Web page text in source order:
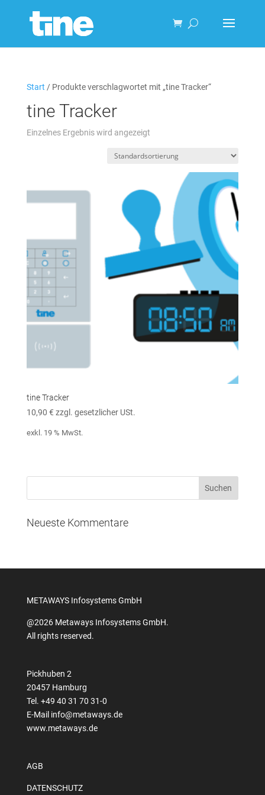
Start / Produkte verschlagwortet mit „tine Tracker“
tine Tracker
Einzelnes Ergebnis wird angezeigt
tine Tracker
10,90 € zzgl. gesetzlicher USt.
exkl. 19 % MwSt.
Neueste Kommentare
METAWAYS Infosystems GmbH
@2026 Metaways Infosystems GmbH.
All rights reserved.
Pickhuben 2
20457 Hamburg
Tel. +49 40 31 70 31-0
E-Mail info@metaways.de
www.metaways.de
AGB
DATENSCHUTZ